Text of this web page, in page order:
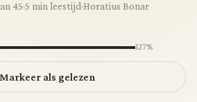
45·5 min leestijd·Horatius Bonar
127%
Markeer als gelezen